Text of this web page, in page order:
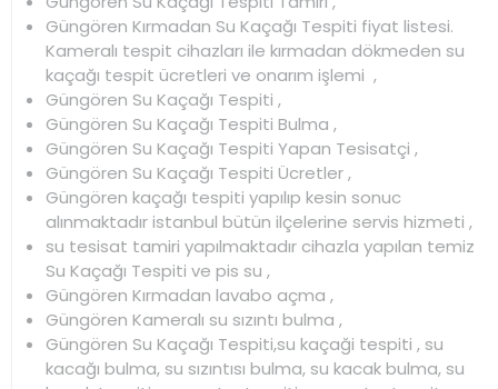
Güngören Kırmadan Su Kaçağı Tespiti fiyat listesi.
Kameralı tespit cihazları ile kırmadan dökmeden su
kaçağı tespit ücretleri ve onarım işlemi ,
Güngören Su Kaçağı Tespiti ,
Güngören Su Kaçağı Tespiti Bulma ,
Güngören Su Kaçağı Tespiti Yapan Tesisatçi ,
Güngören Su Kaçağı Tespiti Ücretler ,
Güngören kaçağı tespiti yapılıp kesin sonuc
alınmaktadır istanbul bütün ilçelerine servis hizmeti ,
su tesisat tamiri yapılmaktadır cihazla yapılan temiz
Su Kaçağı Tespiti ve pis su ,
Güngören Kırmadan lavabo açma ,
Güngören Kameralı su sızıntı bulma ,
Güngören Su Kaçağı Tespiti,su kaçaği tespiti , su
kacağı bulma, su sızıntısı bulma, su kacak bulma, su